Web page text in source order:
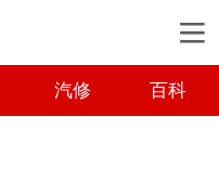
汽修 百科